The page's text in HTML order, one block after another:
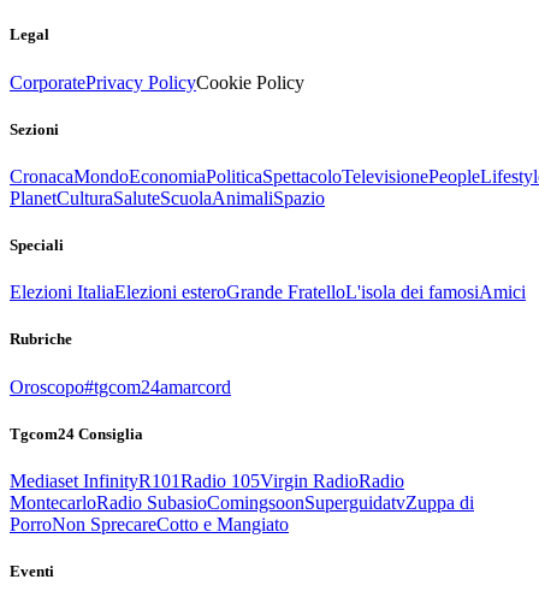
Legal
CorporatePrivacy PolicyCookie Policy
Sezioni
CronacaMondoEconomiaPoliticaSpettacoloTelevisionePeople
PlanetCulturaSaluteScuolaAnimaliSpazio
Speciali
Elezioni ItaliaElezioni esteroGrande FratelloL'isola dei famosiAmici
Rubriche
Oroscopo#tgcom24amarcord
Tgcom24 Consiglia
Mediaset InfinityR101Radio 105Virgin RadioRadio
MontecarloRadio SubasioComingsoonSuperguidatvZuppa di
PorroNon SprecareCotto e Mangiato
Eventi